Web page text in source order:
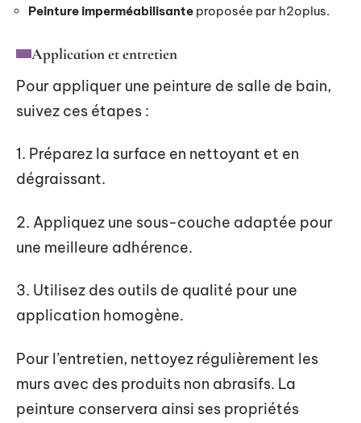
Peinture imperméabilisante proposée par h2oplus.
Application et entretien
Pour appliquer une peinture de salle de bain,
suivez ces étapes :
1. Préparez la surface en nettoyant et en
dégraissant.
2. Appliquez une sous-couche adaptée pour
une meilleure adhérence.
3. Utilisez des outils de qualité pour une
application homogène.
Pour l’entretien, nettoyez régulièrement les
murs avec des produits non abrasifs. La
peinture conservera ainsi ses propriétés